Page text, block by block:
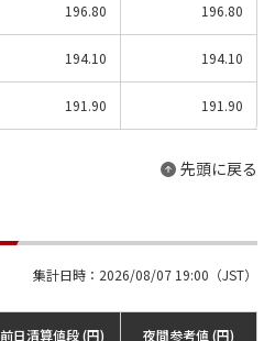
196.80 196.80
194.10 194.10
191.90 191.90
先頭に戻る
集計日時：2026/08/07 19:00（JST）
前日清算値段 (円) 夜間参考値 (円)